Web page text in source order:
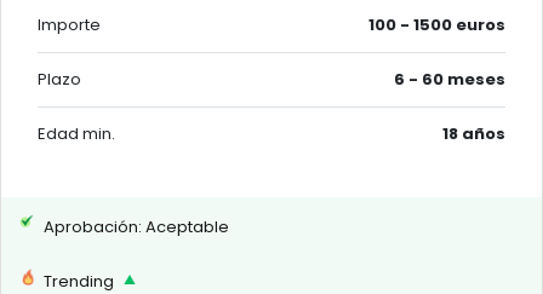
Importe 100 - 1500 euros
Plazo 6 - 60 meses
Edad min. 18 años
Aprobación: Aceptable
Trending